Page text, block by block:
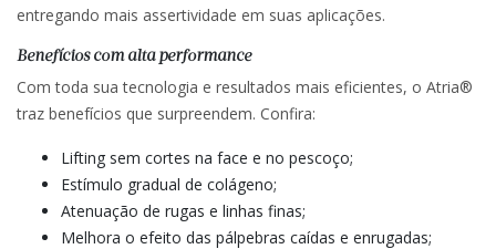
entregando mais assertividade em suas aplicações.
Benefícios com alta performance
Com toda sua tecnologia e resultados mais eficientes, o Atria®
traz benefícios que surpreendem. Confira:
Lifting sem cortes na face e no pescoço;
Estímulo gradual de colágeno;
Atenuação de rugas e linhas finas;
Melhora o efeito das pálpebras caídas e enrugadas;